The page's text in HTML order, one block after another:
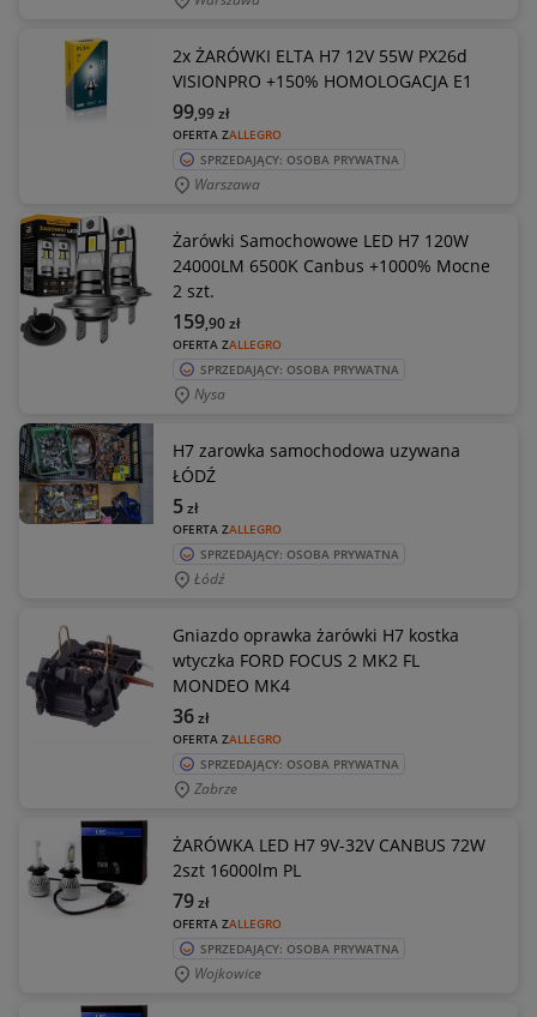
2x ŻARÓWKI ELTA H7 12V 55W PX26d
VISIONPRO +150% HOMOLOGACJA E1
OFERTA ZALLEGRO
99,99zł
SPRZEDAJĄCY: OSOBA PRYWATNA
Warszawa
Żarówki Samochowowe LED H7 120W
24000LM 6500K Canbus +1000% Mocne
2 szt.
OFERTA ZALLEGRO
159,90zł
SPRZEDAJĄCY: OSOBA PRYWATNA
Nysa
H7 zarowka samochodowa uzywana
ŁÓDŹ
OFERTA ZALLEGRO
5zł
SPRZEDAJĄCY: OSOBA PRYWATNA
Łódź
Gniazdo oprawka żarówki H7 kostka
wtyczka FORD FOCUS 2 MK2 FL
MONDEO MK4
OFERTA ZALLEGRO
36zł
SPRZEDAJĄCY: OSOBA PRYWATNA
Zabrze
ŻARÓWKA LED H7 9V-32V CANBUS 72W
2szt 16000lm PL
OFERTA ZALLEGRO
79zł
SPRZEDAJĄCY: OSOBA PRYWATNA
Wojkowice